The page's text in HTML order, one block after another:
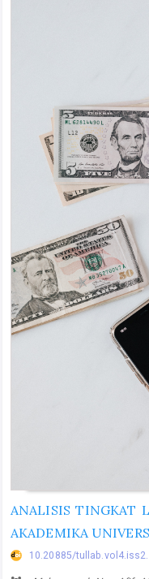
ANALISIS TINGKAT
AKADEMIKA
10.20885/